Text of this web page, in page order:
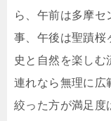
ら、午前は多摩セ
事、午後は聖蹟桜
史と自然を楽しむ
連れなら無理に広
絞った方が満足度